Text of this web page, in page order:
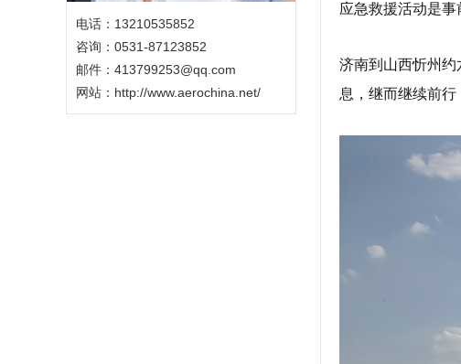
电话：13210535852
咨询：0531-87123852
邮件：413799253@qq.com
网站： http://www.aerochina.net/
应急救援活动是事
济南到山西忻州
息，继而继续前行